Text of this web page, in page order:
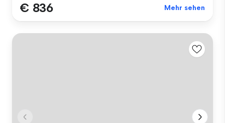
€ 836 Mehr sehen